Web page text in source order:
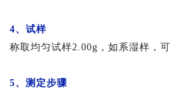
4、试样
称取均匀试样2.00g，如系湿样，
5、测定步骤